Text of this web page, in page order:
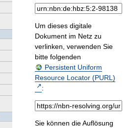
Um dieses digitale
Dokument im Netz zu
verlinken, verwenden Sie
bitte folgenden
Persistent Uniform
Resource Locator (PURL)
:
Sie können die Auflösung